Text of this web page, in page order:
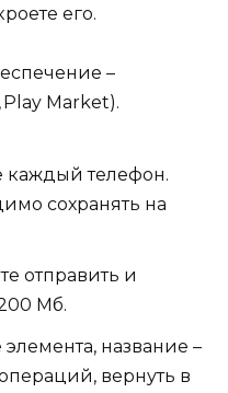
его.
–
Market).
телефон.
сохранять на
отправить и
Мб.
название –
вернуть в